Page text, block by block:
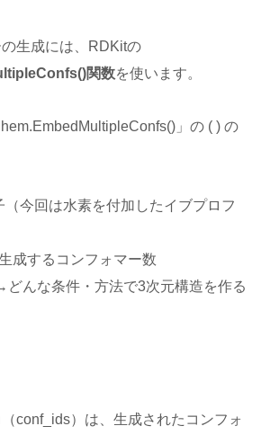
生成には、RDKitの
関数を使います。
」の ( ) の
今回は水素を付加したイブプロフ
成するコンフォマー数
どんな条件・方法で3次元構造を作る
conf_ids）は、生成されたコンフォ